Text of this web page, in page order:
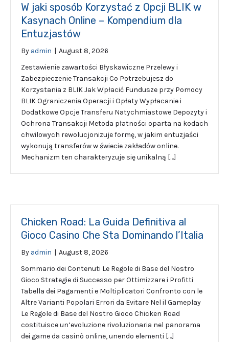
W jaki sposób Korzystać z Opcji BLIK w
Kasynach Online – Kompendium dla
Entuzjastów
By admin | August 8, 2026
Zestawienie zawartości Błyskawiczne Przelewy i
Zabezpieczenie Transakcji Co Potrzebujesz do
Korzystania z BLIK Jak Wpłacić Fundusze przy Pomocy
BLIK Ograniczenia Operacji i Opłaty Wypłacanie i
Dodatkowe Opcje Transferu Natychmiastowe Depozyty i
Ochrona Transakcji Metoda płatności oparta na kodach
chwilowych rewolucjonizuje formę, w jakim entuzjaści
wykonują transferów w świecie zakładów online.
Mechanizm ten charakteryzuje się unikalną […]
Chicken Road: La Guida Definitiva al
Gioco Casino Che Sta Dominando l’Italia
By admin | August 8, 2026
Sommario dei Contenuti Le Regole di Base del Nostro
Gioco Strategie di Successo per Ottimizzare i Profitti
Tabella dei Pagamenti e Moltiplicatori Confronto con le
Altre Varianti Popolari Errori da Evitare Nel il Gameplay
Le Regole di Base del Nostro Gioco Chicken Road
costituisce un’evoluzione rivoluzionaria nel panorama
dei game da casinò online, unendo elementi […]